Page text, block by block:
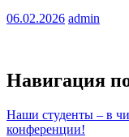
06.02.2026 admin
Навигация
Наши студенты – в
конференции!